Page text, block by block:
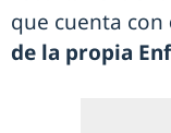
que cuenta con
de la propia